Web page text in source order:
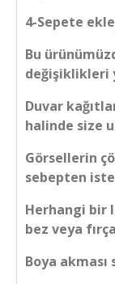
4-Sepete
Bu
değişiklikleri
Duvar
halinde size
Görsellerin
sebepten
Herhangi bir
bez veya
Boya